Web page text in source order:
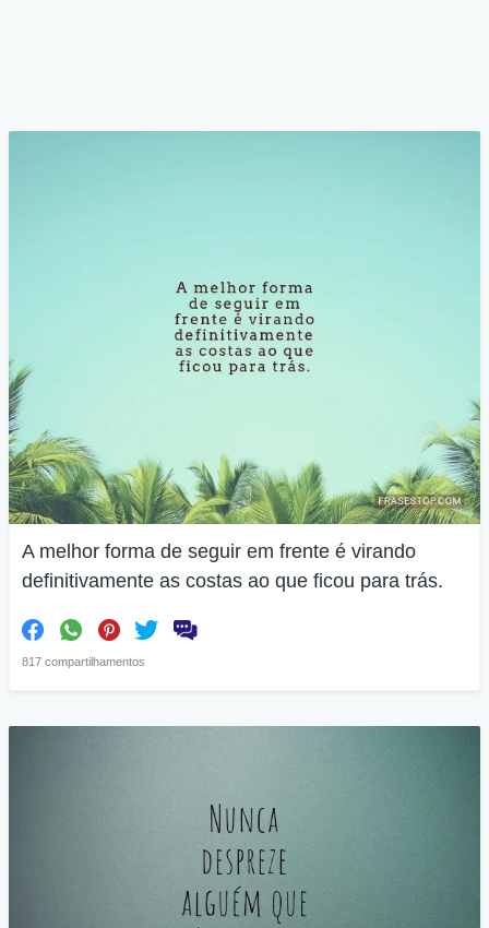
A melhor forma de seguir em frente é virando
definitivamente as costas ao que ficou para trás.
817 compartilhamentos